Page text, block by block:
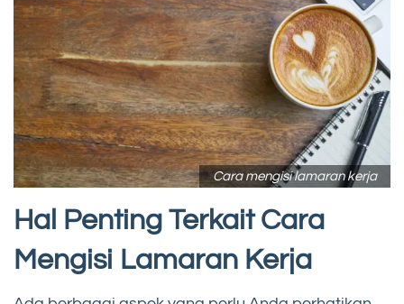
Cara mengisi lamaran kerja
Hal Penting Terkait Cara
Mengisi Lamaran Kerja